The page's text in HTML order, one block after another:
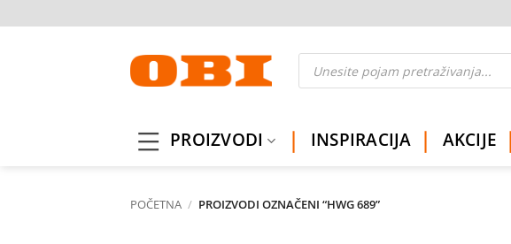
to
Products
search
PROIZVODI INSPIRACIJA AKCIJE
POČETNA / PROIZVODI OZNAČENI “HWG 689”